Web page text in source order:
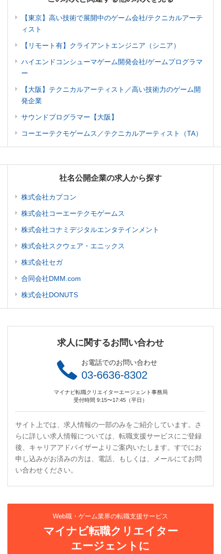
【東京】高い技術で展開中のゲーム会社/テクニカルアーテ
ィスト
【リモート有】クライアントエンジニア（シニア）
ハイエンドコンシューマゲーム開発会社/ゲームプログラマ
ー
【大阪】テクニカルアーティスト／高い技術力のゲーム開
発企業
サウンドプログラマー【大阪】
コーエーテクモゲームス／テクニカルアーティスト（TA）
社名公開企業の求人から探す
株式会社カプコン
株式会社コーエーテクモゲームス
株式会社コナミデジタルエンタテインメント
株式会社スクウェア・エニックス
株式会社セガ
合同会社DMM.com
株式会社DONUTS
求人に関するお問い合わせ
お電話でのお問い合わせ
03-6636-8302
マイナビ転職クリエイターエージェント事務局
受付時間 9:15〜17:45（平日）
サイト上では、求人情報の一部のみをご紹介しています。さ
らに詳しい求人情報については、転職支援サービスにご登録
後、キャリアアドバイザーよりご案内いたします。すでにお
申し込みがお済みの方は、電話、もしくは、メールにてお問
い合わせください。
Web職・ゲーム業界の転職支援サービス
マイナビ転職クリエイター
エージェントに